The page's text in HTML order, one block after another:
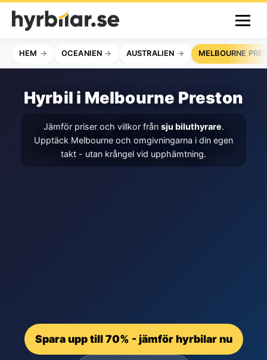
HEM OCEANIEN AUSTRALIEN MELBOURNE
Hyrbil i Melbourne Preston
Jämför priser och villkor från sju biluthyrare.
Upptäck Melbourne och omgivningarna i din egen
takt - utan krångel vid upphämtning.
Spara upp till 70% - jämför hyrbilar nu